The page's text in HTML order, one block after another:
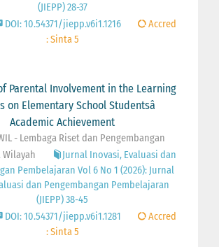
(JIEPP) 28-37
DOI: 10.54371/jiepp.v6i1.1216
Accred
: Sinta 5
Parental Involvement in the Learning
on Elementary School Studentsâ
Academic Achievement
- Lembaga Riset dan Pengembangan
Wilayah
Jurnal Inovasi, Evaluasi dan
Pembelajaran Vol 6 No 1 (2026): Jurnal
dan Pengembangan Pembelajaran
(JIEPP) 38-45
DOI: 10.54371/jiepp.v6i1.1281
Accred
: Sinta 5